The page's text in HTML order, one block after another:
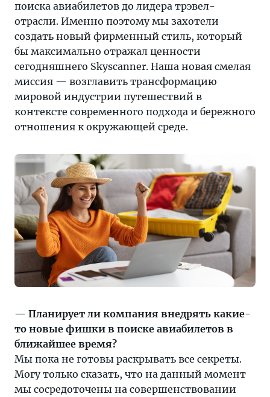
поиска авиабилетов до лидера трэвел-
отрасли. Именно поэтому мы захотели
создать новый фирменный стиль, который
бы максимально отражал ценности
сегодняшнего Skyscanner. Наша новая смелая
миссия — возглавить трансформацию
мировой индустрии путешествий в
контексте современного подхода и бережного
отношения к окружающей среде.
— Планирует ли компания внедрять какие-
то новые фишки в поиске авиабилетов в
ближайшее время?
Мы пока не готовы раскрывать все секреты.
Могу только сказать, что на данный момент
мы сосредоточены на совершенствовании